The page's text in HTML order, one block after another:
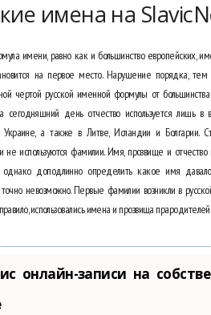
имена на
имени, равно как и большинство европейских,
на первое место. Нарушение порядка,
чертой русской именной формулы от
сегодняшний день отчество используется лишь в
Украине, а также в Литве, Исландии и Болгарии.
не используются фамилии. Имя, прозвище и отчество
доподлинно определить какое имя
невозможно. Первые фамилии возникли в
использовались имена и прозвища прародителей.
онлайн-записи на